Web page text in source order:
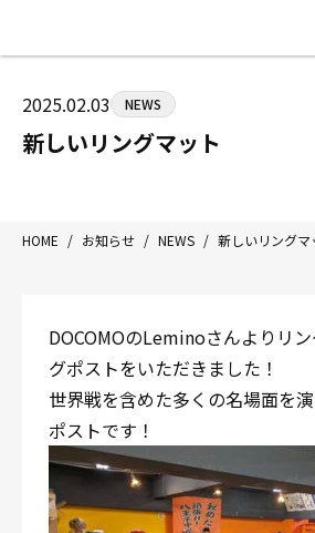
八王子中屋ボクシン
〒192-0072 東京都八王子市南町3-
Tel/Fax：042-622-
営業時間：月〜土 14:00〜22:00 / 日
HOME
ジムについて
トレーニング
入会案内
施
サ
2025.02.03 NEWS
新しいリングマット
HOME / お知らせ / NEWS / 新しいリングマ
DOCOMOのLeminoさんよりリ
グポストをいただきました！
世界戦を含めた多くの名場面を
ポストです！